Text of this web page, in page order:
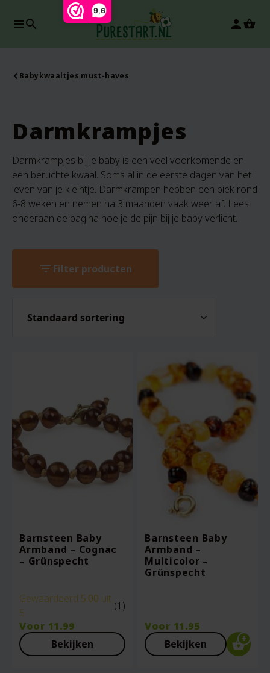
9,6
search person
Babykwaaltjes must-haves
Darmkrampjes
Darmkrampjes bij je baby is een veel voorkomende en
een beruchte kwaal. Soms al in de eerste dagen van het
leven van je kleintje. Darmkrampen hebben een piek rond
6-8 weken en nemen na 3 maanden vaak weer af. Lees
onderaan de pagina hoe je de pijn bij je baby verlicht.
filter_listFilter producten
Barnsteen Baby
Armband – Cognac
– Grünspecht
Gewaardeerd 5.00 uit
5
(1)
Voor 11.99
Bekijken
Barnsteen Baby
Armband –
Multicolor –
Grünspecht
Voor 11.95
Bekijken